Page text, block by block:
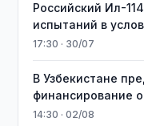
Российский Ил-
испытаний в
17:30 · 30/07
В Узбекистане
финансирование
14:30 · 02/08